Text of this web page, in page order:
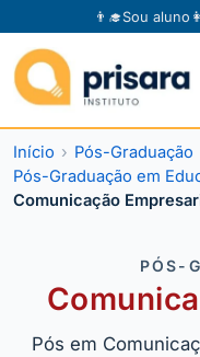
👨‍🎓Sou aluno
Início
Pós-Graduação
Pós-Graduação em
Comunicação
PÓS-
Pós em